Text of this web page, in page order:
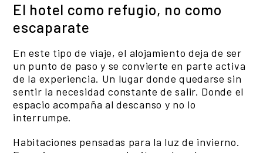
El hotel como refugio, no como
escaparate
En este tipo de viaje, el alojamiento deja de ser
un punto de paso y se convierte en parte activa
de la experiencia. Un lugar donde quedarse sin
sentir la necesidad constante de salir. Donde el
espacio acompaña al descanso y no lo
interrumpe.
Habitaciones pensadas para la luz de invierno.